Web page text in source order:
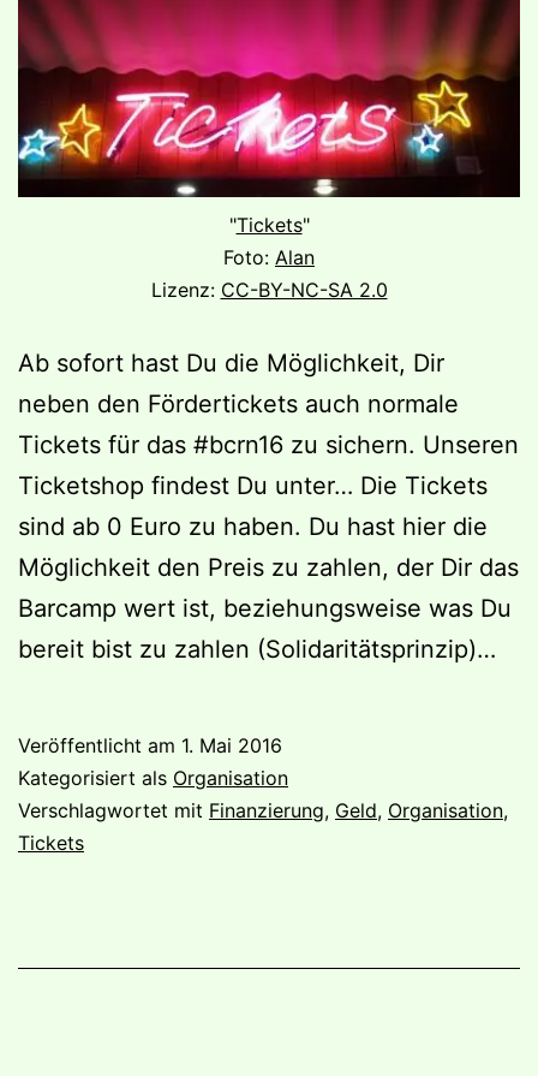
"Tickets"
Foto: Alan
Lizenz: CC-BY-NC-SA 2.0
Ab sofort hast Du die Möglichkeit, Dir
neben den Fördertickets auch normale
Tickets für das #bcrn16 zu sichern. Unseren
Ticketshop findest Du unter… Die Tickets
sind ab 0 Euro zu haben. Du hast hier die
Möglichkeit den Preis zu zahlen, der Dir das
Barcamp wert ist, beziehungsweise was Du
bereit bist zu zahlen (Solidaritätsprinzip)…
Veröffentlicht am 1. Mai 2016
Kategorisiert als Organisation
Verschlagwortet mit Finanzierung, Geld, Organisation,
Tickets